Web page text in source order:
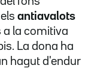
antiavalots
a la comitiva
La dona ha
hagut d'endur